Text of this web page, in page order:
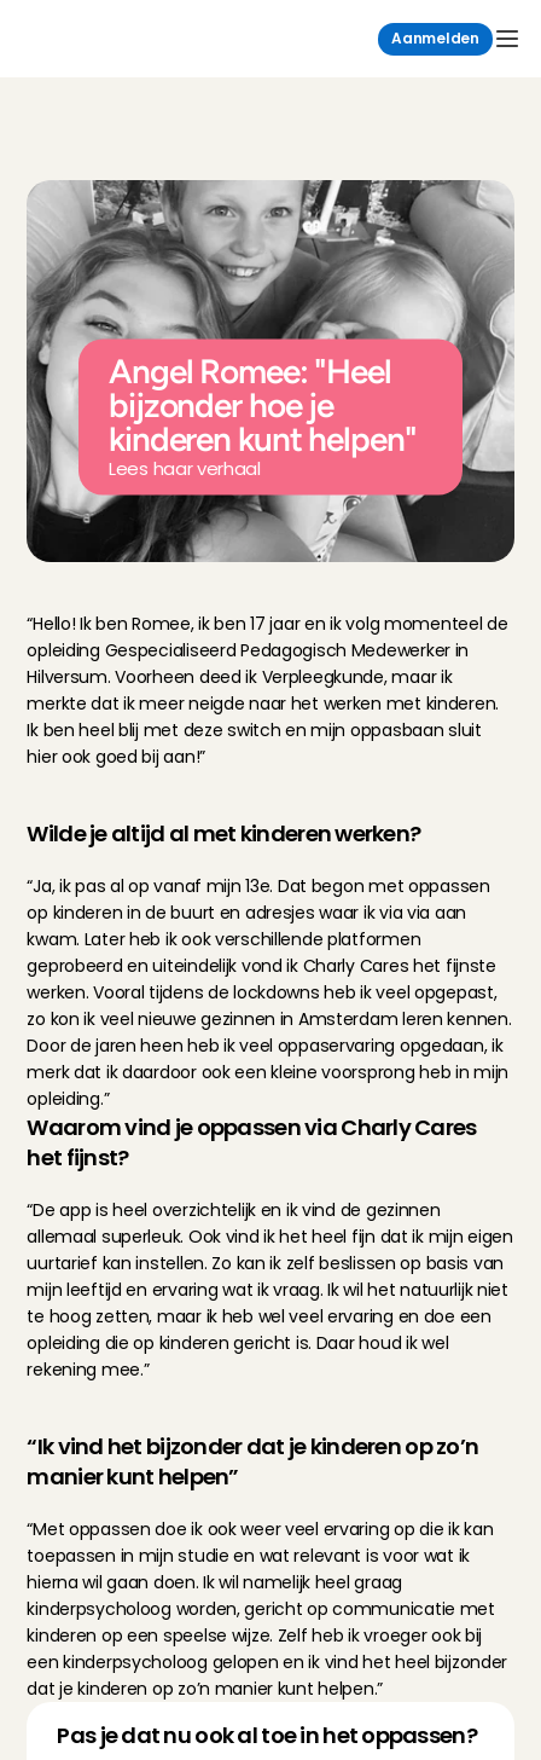
Aanmelden
Angel Romee: "Heel
bijzonder hoe je
kinderen kunt helpen"
Lees haar verhaal
“Hello! Ik ben Romee, ik ben 17 jaar en ik volg momenteel de
opleiding Gespecialiseerd Pedagogisch Medewerker in
Hilversum. Voorheen deed ik Verpleegkunde, maar ik
merkte dat ik meer neigde naar het werken met kinderen.
Ik ben heel blij met deze switch en mijn oppasbaan sluit
hier ook goed bij aan!”
Wilde je altijd al met kinderen werken?
“Ja, ik pas al op vanaf mijn 13e. Dat begon met oppassen
op kinderen in de buurt en adresjes waar ik via via aan
kwam. Later heb ik ook verschillende platformen
geprobeerd en uiteindelijk vond ik Charly Cares het fijnste
werken. Vooral tijdens de lockdowns heb ik veel opgepast,
zo kon ik veel nieuwe gezinnen in Amsterdam leren kennen.
Door de jaren heen heb ik veel oppaservaring opgedaan, ik
merk dat ik daardoor ook een kleine voorsprong heb in mijn
opleiding.”
Waarom vind je oppassen via Charly Cares
het fijnst?
“De app is heel overzichtelijk en ik vind de gezinnen
allemaal superleuk. Ook vind ik het heel fijn dat ik mijn eigen
uurtarief kan instellen. Zo kan ik zelf beslissen op basis van
mijn leeftijd en ervaring wat ik vraag. Ik wil het natuurlijk niet
te hoog zetten, maar ik heb wel veel ervaring en doe een
opleiding die op kinderen gericht is. Daar houd ik wel
rekening mee.”
“Ik vind het bijzonder dat je kinderen op zo’n
manier kunt helpen”
“Met oppassen doe ik ook weer veel ervaring op die ik kan
toepassen in mijn studie en wat relevant is voor wat ik
hierna wil gaan doen. Ik wil namelijk heel graag
kinderpsycholoog worden, gericht op communicatie met
kinderen op een speelse wijze. Zelf heb ik vroeger ook bij
een kinderpsycholoog gelopen en ik vind het heel bijzonder
dat je kinderen op zo’n manier kunt helpen.”
Pas je dat nu ook al toe in het oppassen?